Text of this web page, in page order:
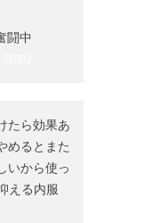
闘中
たら効果あ
めるとまた
いから使っ
える内服